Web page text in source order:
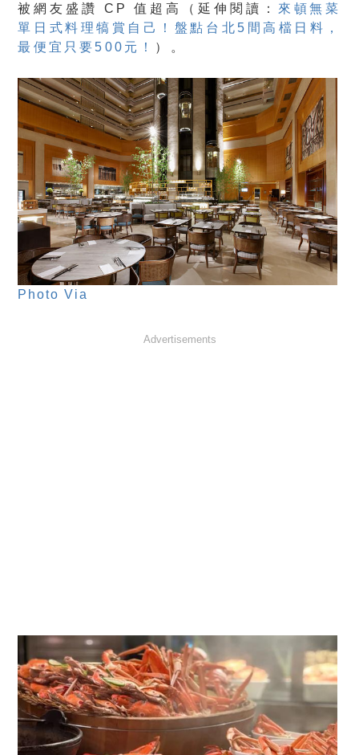
被網友盛讚 CP 值超高（延伸閱讀： 來頓無菜
單日式料理犒賞自己！盤點台北5間高檔日料，
最便宜只要500元！ ）。
Photo Via
Advertisements